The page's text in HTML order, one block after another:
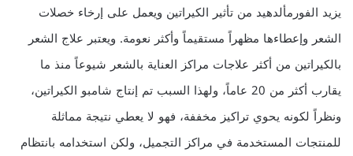
يزيد الفورمألدهيد من تأثير الكيراتين ويعمل على إرخاء خصلات
الشعر وإعطاءها مظهراً مستقيماً وأكثر نعومة. ويعتبر علاج الشعر
بالكيراتين من أكثر علاجات مراكز العناية بالشعر شيوعاً منذ ما
يقارب أكثر من 20 عاماً، ولهذا السبب تم إنتاج شامبو الكيراتين،
ونظراً لكونه يحوي تراكيز مخففة، فهو لا يعطي نتيجة مماثلة
للمنتجات المستخدمة في مراكز التجميل، ولكن استخدامه بانتظام